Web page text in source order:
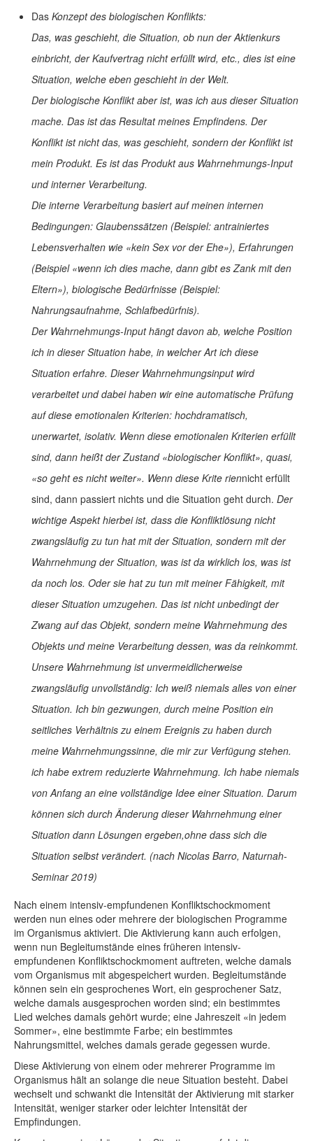
Das Konzept des biologischen Konflikts:
Das, was geschieht, die Situation, ob nun der Aktienkurs
einbricht, der Kaufvertrag nicht erfüllt wird, etc., dies ist eine
Situation, welche eben geschieht in der Welt.
Der biologische Konflikt aber ist, was ich aus dieser Situation
mache. Das ist das Resultat meines Empfindens. Der
Konflikt ist nicht das, was geschieht, sondern der Konflikt ist
mein Produkt. Es ist das Produkt aus Wahrnehmungs-Input
und interner Verarbeitung.
Die interne Verarbeitung basiert auf meinen internen
Bedingungen: Glaubenssätzen (Beispiel: antrainiertes
Lebensverhalten wie «kein Sex vor der Ehe»), Erfahrungen
(Beispiel «wenn ich dies mache, dann gibt es Zank mit den
Eltern»), biologische Bedürfnisse (Beispiel:
Nahrungsaufnahme, Schlafbedürfnis).
Der Wahrnehmungs-Input hängt davon ab, welche Position
ich in dieser Situation habe, in welcher Art ich diese
Situation erfahre. Dieser Wahrnehmungsinput wird
verarbeitet und dabei haben wir eine automatische Prüfung
auf diese emotionalen Kriterien: hochdramatisch,
unerwartet, isolativ. Wenn diese emotionalen Kriterien erfüllt
sind, dann heißt der Zustand «biologischer Konflikt», quasi,
«so geht es nicht weiter». Wenn diese Krite riennicht erfüllt
sind, dann passiert nichts und die Situation geht durch. Der
wichtige Aspekt hierbei ist, dass die Konfliktlösung nicht
zwangsläufig zu tun hat mit der Situation, sondern mit der
Wahrnehmung der Situation, was ist da wirklich los, was ist
da noch los. Oder sie hat zu tun mit meiner Fähigkeit, mit
dieser Situation umzugehen. Das ist nicht unbedingt der
Zwang auf das Objekt, sondern meine Wahrnehmung des
Objekts und meine Verarbeitung dessen, was da reinkommt.
Unsere Wahrnehmung ist unvermeidlicherweise
zwangsläufig unvollständig: Ich weiß niemals alles von einer
Situation. Ich bin gezwungen, durch meine Position ein
seitliches Verhältnis zu einem Ereignis zu haben durch
meine Wahrnehmungssinne, die mir zur Verfügung stehen.
ich habe extrem reduzierte Wahrnehmung. Ich habe niemals
von Anfang an eine vollständige Idee einer Situation. Darum
können sich durch Änderung dieser Wahrnehmung einer
Situation dann Lösungen ergeben,ohne dass sich die
Situation selbst verändert. (nach Nicolas Barro, Naturnah-
Seminar 2019)
Nach einem intensiv-empfundenen Konfliktschockmoment
werden nun eines oder mehrere der biologischen Programme
im Organismus aktiviert. Die Aktivierung kann auch erfolgen,
wenn nun Begleitumstände eines früheren intensiv-
empfundenen Konfliktschockmoment auftreten, welche damals
vom Organismus mit abgespeichert wurden. Begleitumstände
können sein ein gesprochenes Wort, ein gesprochener Satz,
welche damals ausgesprochen worden sind; ein bestimmtes
Lied welches damals gehört wurde; eine Jahreszeit «in jedem
Sommer», eine bestimmte Farbe; ein bestimmtes
Nahrungsmittel, welches damals gerade gegessen wurde.
Diese Aktivierung von einem oder mehrerer Programme im
Organismus hält an solange die neue Situation besteht. Dabei
wechselt und schwankt die Intensität der Aktivierung mit starker
Intensität, weniger starker oder leichter Intensität der
Empfindungen.